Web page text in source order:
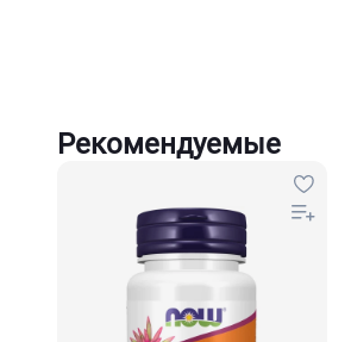
Рекомендуемые